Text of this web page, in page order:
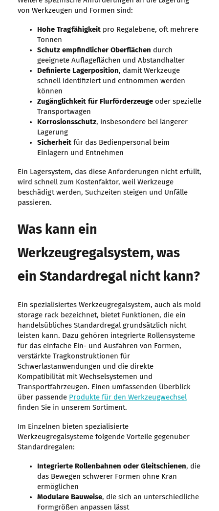
von Werkzeugen und Formen sind:
Hohe Tragfähigkeitpro Regalebene, oft mehrere
Tonnen
Schutz empfindlicher Oberflächen durch
geeignete Auflageflächen und Abstandhalter
Definierte Lagerposition, damit Werkzeuge
schnell identifiziert und entnommen werden
können
Zugänglichkeit für Flurförderzeugeoder spezielle
Transportwagen
Korrosionsschutz, insbesondere bei längerer
Lagerung
Sicherheitfür das Bedienpersonal beim
Einlagern und Entnehmen
Ein Lagersystem, das diese Anforderungen nicht erfüllt,
wird schnell zum Kostenfaktor, weil Werkzeuge
beschädigt werden, Suchzeiten steigen und Unfälle
passieren.
Was kann ein
Werkzeugregalsystem, was
ein Standardregal nicht kann?
Ein spezialisiertes Werkzeugregalsystem, auch als mold
storage rack bezeichnet, bietet Funktionen, die ein
handelsübliches Standardregal grundsätzlich nicht
leisten kann. Dazu gehören integrierte Rollensysteme
für das einfache Ein- und Ausfahren von Formen,
verstärkte Tragkonstruktionen für
Schwerlastanwendungen und die direkte
Kompatibilität mit Wechselsystemen und
Transportfahrzeugen. Einen umfassenden Überblick
über passende Produkte für den Werkzeugwechsel
finden Sie in unserem Sortiment.
Im Einzelnen bieten spezialisierte
Werkzeugregalsysteme folgende Vorteile gegenüber
Standardregalen:
Integrierte Rollenbahnen oder Gleitschienen, die
das Bewegen schwerer Formen ohne Kran
ermöglichen
Modulare Bauweise, die sich an unterschiedliche
Formgrößen anpassen lässt